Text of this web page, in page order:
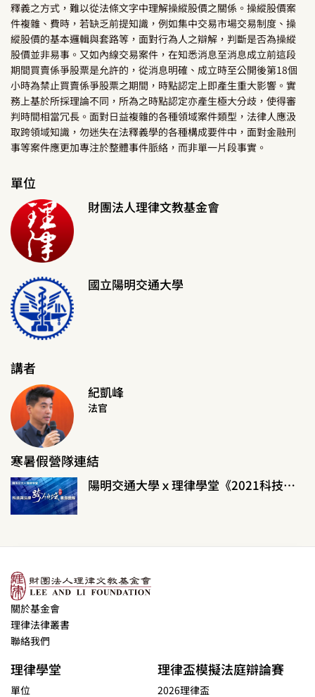
釋義之方式，難以從法條文字中理解操縱股價之關係。操縱股價案
件複雜、費時，若缺乏前提知識，例如集中交易市場交易制度、操
縱股價的基本邏輯與套路等，面對行為人之辯解，判斷是否為操縱
股價並非易事。又如內線交易案件，在知悉消息至消息成立前這段
期間買賣係爭股票是允許的，從消息明確、成立時至公開後第18個
小時為禁止買賣係爭股票之期間，時點認定上即產生重大影響。實
務上基於所採理論不同，所為之時點認定亦產生極大分歧，使得審
判時間相當冗長。面對日益複雜的各種領域案件類型，法律人應汲
取跨領域知識，勿迷失在法釋義學的各種構成要件中，面對金融刑
事等案件應更加專注於整體事件脈絡，而非單一片段事實。
單位
財團法人理律文教基金會
國立陽明交通大學
講者
紀凱峰
法官
寒暑假營隊連結
陽明交通大學ｘ理律學堂《2021科技與法律跨領域暑假營隊》
關於基金會
理律法律叢書
聯絡我們
理律學堂
單位
理律盃模擬法庭辯論賽
2026理律盃